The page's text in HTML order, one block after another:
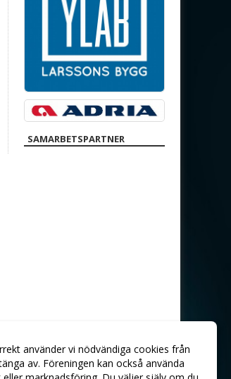
SAMARBETSPARTNER
använder vi nödvändiga cookies från
av. Föreningen kan också använda